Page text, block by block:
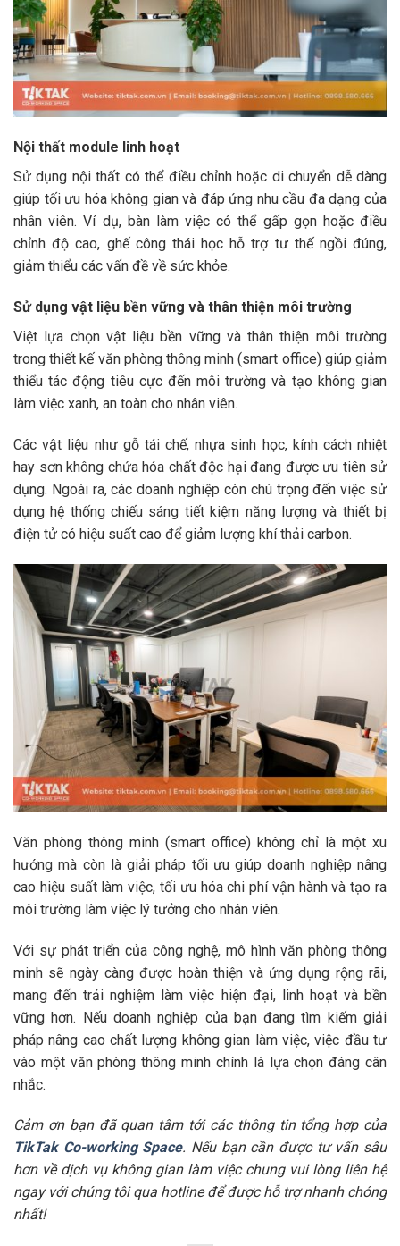
Nội thất module linh hoạt
Sử dụng nội thất có thể điều chỉnh hoặc di chuyển dễ dàng
giúp tối ưu hóa không gian và đáp ứng nhu cầu đa dạng của
nhân viên. Ví dụ, bàn làm việc có thể gấp gọn hoặc điều
chỉnh độ cao, ghế công thái học hỗ trợ tư thế ngồi đúng,
giảm thiểu các vấn đề về sức khỏe.​
Sử dụng vật liệu bền vững và thân thiện môi trường
Việt lựa chọn vật liệu bền vững và thân thiện môi trường
trong thiết kế văn phòng thông minh (smart office) giúp giảm
thiểu tác động tiêu cực đến môi trường và tạo không gian
làm việc xanh, an toàn cho nhân viên.
Các vật liệu như gỗ tái chế, nhựa sinh học, kính cách nhiệt
hay sơn không chứa hóa chất độc hại đang được ưu tiên sử
dụng. Ngoài ra, các doanh nghiệp còn chú trọng đến việc sử
dụng hệ thống chiếu sáng tiết kiệm năng lượng và thiết bị
điện tử có hiệu suất cao để giảm lượng khí thải carbon.
Văn phòng thông minh (smart office) không chỉ là một xu
hướng mà còn là giải pháp tối ưu giúp doanh nghiệp nâng
cao hiệu suất làm việc, tối ưu hóa chi phí vận hành và tạo ra
môi trường làm việc lý tưởng cho nhân viên.
Với sự phát triển của công nghệ, mô hình văn phòng thông
minh sẽ ngày càng được hoàn thiện và ứng dụng rộng rãi,
mang đến trải nghiệm làm việc hiện đại, linh hoạt và bền
vững hơn. Nếu doanh nghiệp của bạn đang tìm kiếm giải
pháp nâng cao chất lượng không gian làm việc, việc đầu tư
vào một văn phòng thông minh chính là lựa chọn đáng cân
nhắc.
Cảm ơn bạn đã quan tâm tới các thông tin tổng hợp của
TikTak Co-working Space. Nếu bạn cần được tư vấn sâu
hơn về dịch vụ không gian làm việc chung vui lòng liên hệ
ngay với chúng tôi qua hotline để được hỗ trợ nhanh chóng
nhất!